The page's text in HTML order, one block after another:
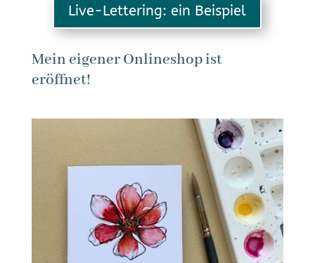
Live-Lettering: ein Beispiel
Mein eigener Onlineshop ist
eröffnet!